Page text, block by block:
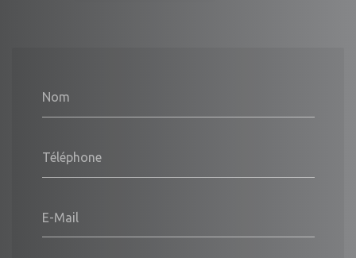
Nom
Téléphone
E-Mail